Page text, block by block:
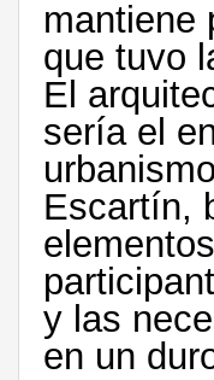
mantiene
que tuvo
El
sería el
Escartín,
y las
en un